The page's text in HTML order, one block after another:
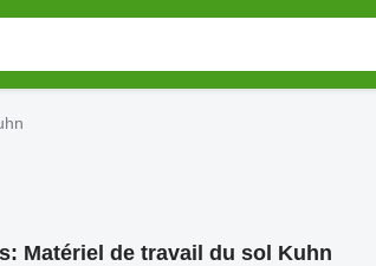
Matériel de travail du sol Kuhn